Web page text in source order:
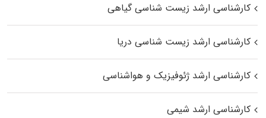
کارشناسی ارشد زیست‌ شناسی گیاهی
کارشناسی ارشد زیست‌ شناسی دریا
کارشناسی ارشد ژئوفیزیک و هواشناسی
کارشناسی ارشد شیمی